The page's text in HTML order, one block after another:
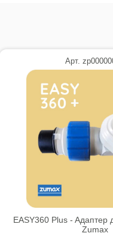
Арт.
EASY360 Plus -
Zumax